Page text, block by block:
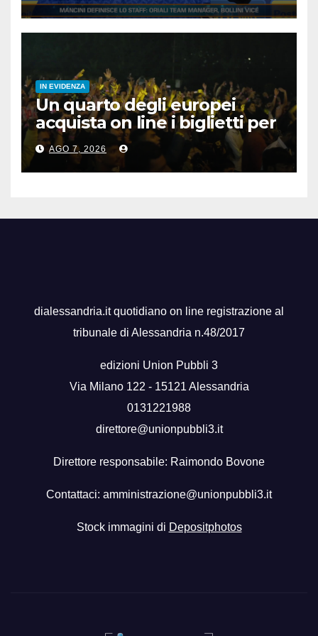
IN EVIDENZA
Un quarto degli europei
acquista on line i biglietti per
gli spettacoli
AGO 7, 2026
dialessandria.it quotidiano on line registrazione al
tribunale di Alessandria n.48/2017
edizioni Union Pubbli 3
Via Milano 122 - 15121 Alessandria
0131221988
direttore@unionpubbli3.it
Direttore responsabile: Raimondo Bovone
Contattaci: amministrazione@unionpubbli3.it
Stock immagini di Depositphotos